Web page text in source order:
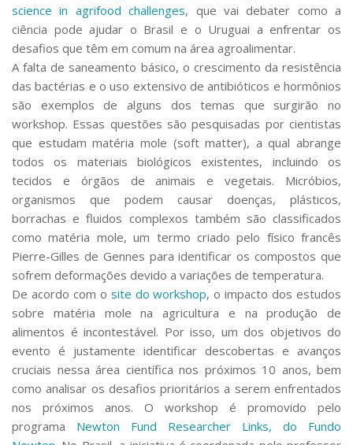
science in agrifood challenges, que vai debater como a
ciência pode ajudar o Brasil e o Uruguai a enfrentar os
desafios que têm em comum na área agroalimentar.
A falta de saneamento básico, o crescimento da resistência
das bactérias e o uso extensivo de antibióticos e hormônios
são exemplos de alguns dos temas que surgirão no
workshop. Essas questões são pesquisadas por cientistas
que estudam matéria mole (soft matter), a qual abrange
todos os materiais biológicos existentes, incluindo os
tecidos e órgãos de animais e vegetais. Micróbios,
organismos que podem causar doenças, plásticos,
borrachas e fluidos complexos também são classificados
como matéria mole, um termo criado pelo físico francês
Pierre-Gilles de Gennes para identificar os compostos que
sofrem deformações devido a variações de temperatura.
De acordo com o site do workshop, o impacto dos estudos
sobre matéria mole na agricultura e na produção de
alimentos é incontestável. Por isso, um dos objetivos do
evento é justamente identificar descobertas e avanços
cruciais nessa área científica nos próximos 10 anos, bem
como analisar os desafios prioritários a serem enfrentados
nos próximos anos. O workshop é promovido pelo
programa
Newton Fund Researcher Links, do Fundo